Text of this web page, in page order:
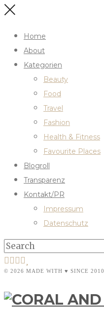
Home
About
Kategorien
Beauty
Food
Travel
Fashion
Health & Fitness
Favourite Places
Blogroll
Transparenz
Kontakt/PR
Impressum
Datenschutz
© 2026 MADE WITH ♥ SINCE 2010